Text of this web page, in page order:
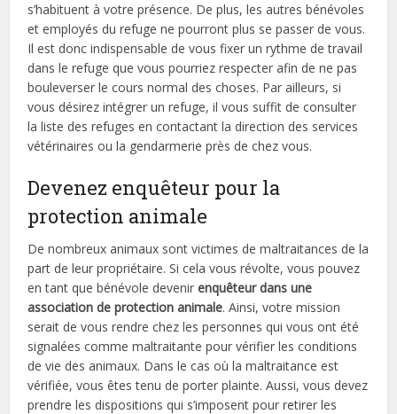
s’habituent à votre présence. De plus, les autres bénévoles
et employés du refuge ne pourront plus se passer de vous.
Il est donc indispensable de vous fixer un rythme de travail
dans le refuge que vous pourriez respecter afin de ne pas
bouleverser le cours normal des choses. Par ailleurs, si
vous désirez intégrer un refuge, il vous suffit de consulter
la liste des refuges en contactant la direction des services
vétérinaires ou la gendarmerie près de chez vous.
Devenez enquêteur pour la
protection animale
De nombreux animaux sont victimes de maltraitances de la
part de leur propriétaire. Si cela vous révolte, vous pouvez
en tant que bénévole devenirenquêteur dans une
association de protection animale. Ainsi, votre mission
serait de vous rendre chez les personnes qui vous ont été
signalées comme maltraitante pour vérifier les conditions
de vie des animaux. Dans le cas où la maltraitance est
vérifiée, vous êtes tenu de porter plainte. Aussi, vous devez
prendre les dispositions qui s’imposent pour retirer les